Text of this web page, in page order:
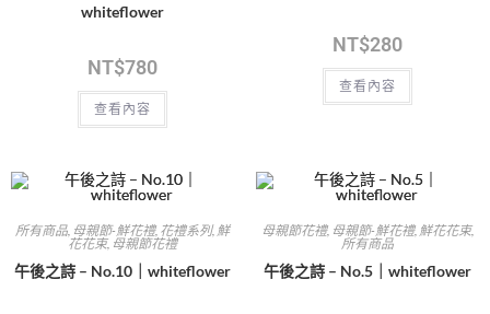
whiteflower
NT$780
查看內容
NT$280
查看內容
所有商品, 母親節-鮮花禮, 花禮系列, 鮮
花花束, 母親節花禮
午後之詩 – No.10｜whiteflower
母親節花禮, 母親節-鮮花禮, 鮮花花束,
所有商品
午後之詩 – No.5｜whiteflower